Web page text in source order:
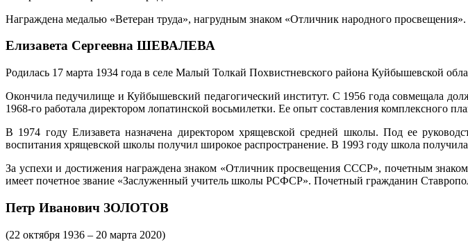
Награждена медалью «Ветеран труда», нагрудным знаком «Отличник народного
Елизавета Сергеевна ШЕВАЛЕВА
Родилась 17 марта 1934 года в селе Малый Толкай Похвистневского района Куйбышевской
Окончила педучилище и Куйбышевский педагогический институт. С 1956 года совмещала
1968-го работала директором лопатинской восьмилетки. Ее опыт составления комплексного
В 1974 году Елизавета назначена директором хрящевской средней школы. Под ее
воспитания хрящевской школы получил широкое распространение. В 1993 году школа получила
За успехи и достижения награждена знаком «Отличник просвещения СССР», почетным
имеет почетное звание «Заслуженный учитель школы РСФСР». Почетный гражданин
Петр Иванович ЗОЛОТОВ
(22 октября 1936 – 20 марта 2020)